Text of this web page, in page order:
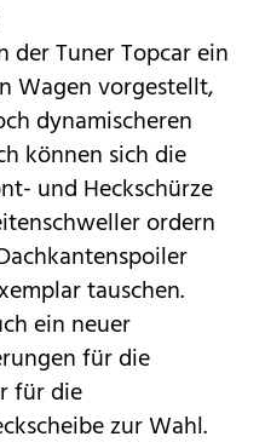
der Tuner Topcar ein
Wagen vorgestellt,
dynamischeren
können sich die
und Heckschürze
ordern
tauschen.
ein neuer
für die
für die
zur Wahl.